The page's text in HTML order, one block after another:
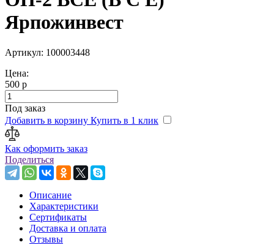
Ярпожинвест
Артикул: 100003448
Цена:
500 р
Под заказ
Добавить в корзину Купить в 1 клик
Как оформить заказ
Поделиться
Описание
Характеристики
Сертификаты
Доставка и оплата
Отзывы